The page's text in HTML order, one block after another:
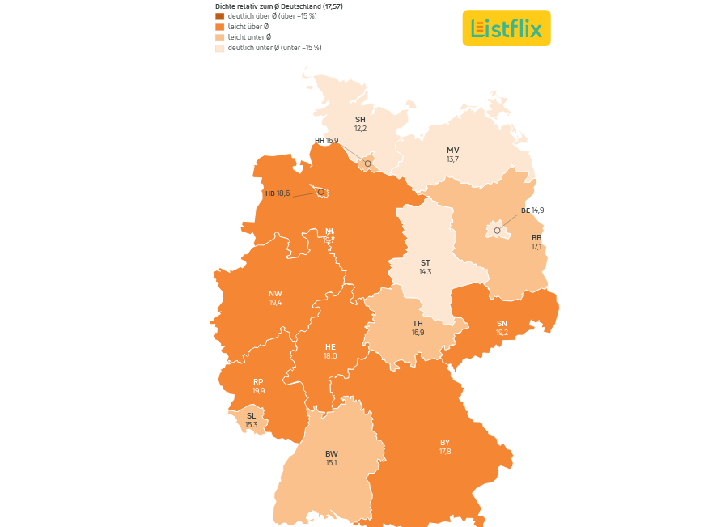
Dichte relativ zum Ø Deutschland (17,57)
deutlich über Ø (über +15 %)
leicht über Ø
leicht unter Ø
deutlich unter Ø (unter −15 %)
BW
15,1
BY
17,8
BB
17,1
HE
18,0
MV
13,7
NI
19,7
NW
19,4
RP
19,9
SL
15,3
ST
14,3
SN
19,2
SH
12,2
TH
16,9
BE14,9
HB18,6
HH16,9